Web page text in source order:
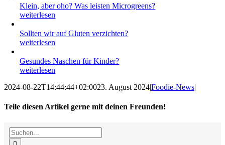
Klein, aber oho? Was leisten Microgreens?
weiterlesen
Sollten wir auf Gluten verzichten?
weiterlesen
Gesundes Naschen für Kinder?
weiterlesen
2024-08-22T14:44:44+02:0023. August 2024|Foodie-News|
Teile diesen Artikel gerne mit deinen Freunden!
Facebook
XReddit
LinkedIn
WhatsApp
Tumblr
Pinterest
Vk
E-
Mail
Suche
nach: